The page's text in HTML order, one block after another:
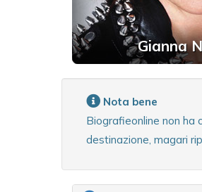
Gianna
Nota bene
Biografieonline non ha
destinazione, magari